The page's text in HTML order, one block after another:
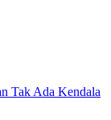
Tak Ada Kendala